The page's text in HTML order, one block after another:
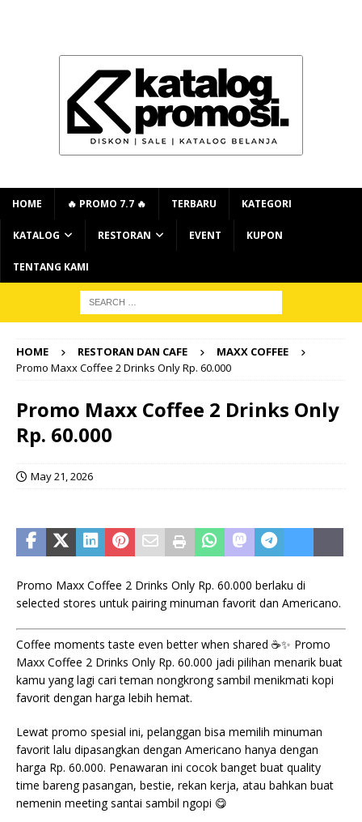
HOME 🔥 PROMO 7.7 🔥 TERBARU KATEGORI
KATALOG RESTORAN EVENT KUPON
TENTANG KAMI
HOME RESTORAN DAN CAFE
MAXX COFFEE
Promo Maxx Coffee 2 Drinks Only Rp. 60.000
Promo Maxx Coffee 2 Drinks Only
Rp. 60.000
May 21, 2026
Promo Maxx Coffee 2 Drinks Only Rp. 60.000 berlaku di
selected stores untuk pairing minuman favorit dan Americano.
Coffee moments taste even better when shared ☕✨ Promo
Maxx Coffee 2 Drinks Only Rp. 60.000 jadi pilihan menarik buat
kamu yang lagi cari teman nongkrong sambil menikmati kopi
favorit dengan harga lebih hemat.
Lewat promo spesial ini, pelanggan bisa memilih minuman
favorit lalu dipasangkan dengan Americano hanya dengan
harga Rp. 60.000. Penawaran ini cocok banget buat quality
time bareng pasangan, bestie, rekan kerja, atau bahkan buat
nemenin meeting santai sambil ngopi 😋